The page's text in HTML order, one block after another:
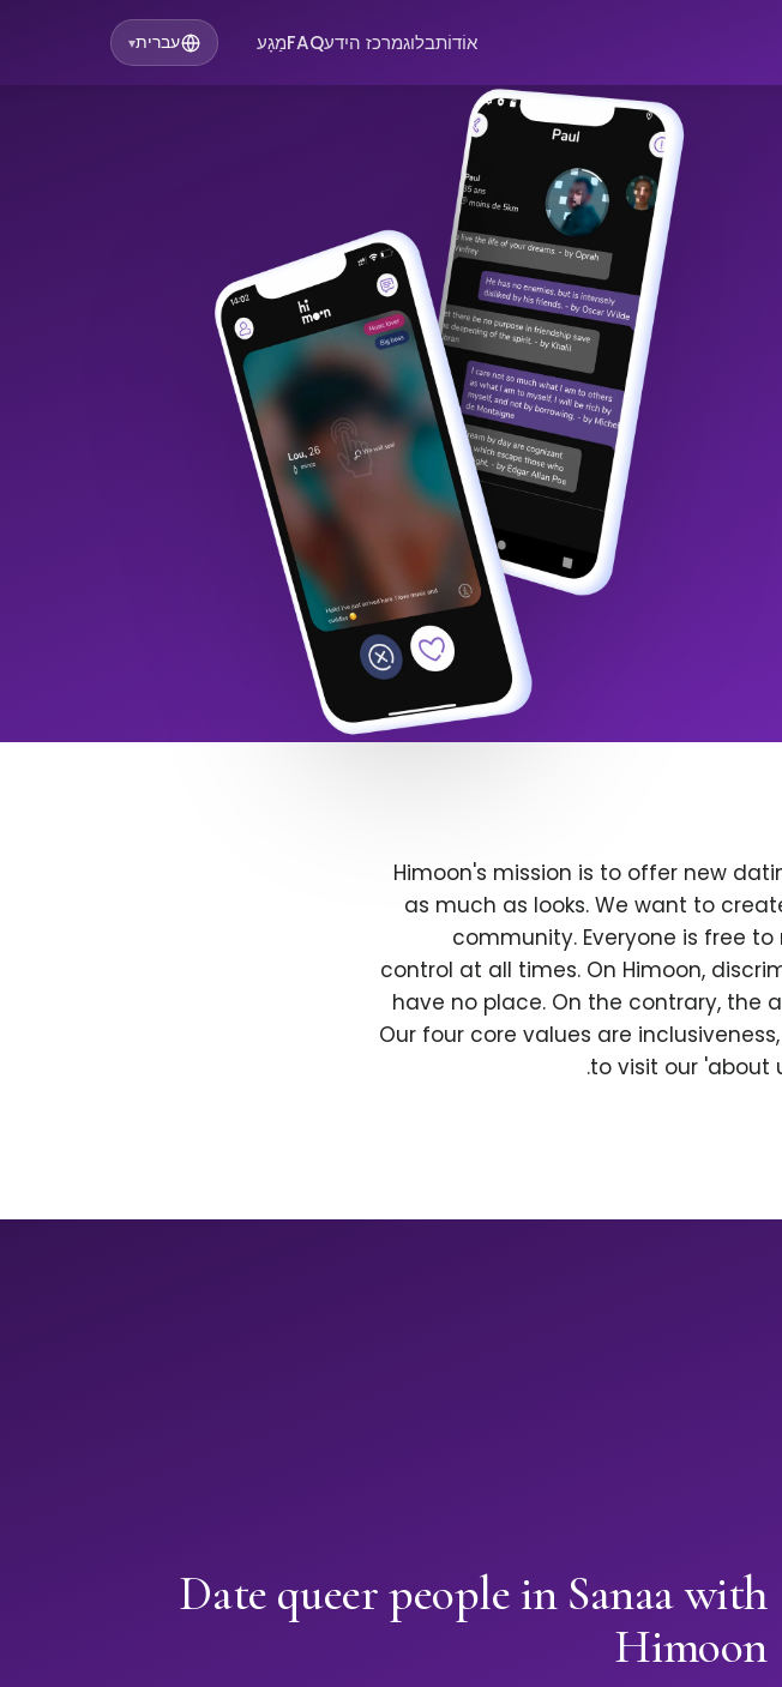
אוֹדוֹתבלוגמרכז הידעFAQמַגָע עברית▾
Himoon's mission is to offer new
as much as looks. We want to
community. Everyone is free
control at all times. On Himoon,
have no place. On the contrary, the
Our four core values are
to visit our 'about
Date queer people in Sanaa with
Himoon